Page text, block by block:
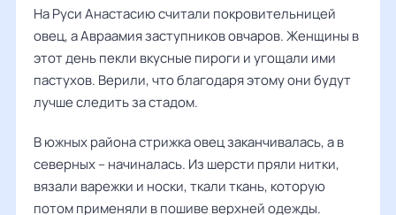
На Руси Анастасию считали покровительницей
овец, а Авраамия заступников овчаров. Женщины в
этот день пекли вкусные пироги и угощали ими
пастухов. Верили, что благодаря этому они будут
лучше следить за стадом.
В южных района стрижка овец заканчивалась, а в
северных – начиналась. Из шерсти пряли нитки,
вязали варежки и носки, ткали ткань, которую
потом применяли в пошиве верхней одежды.